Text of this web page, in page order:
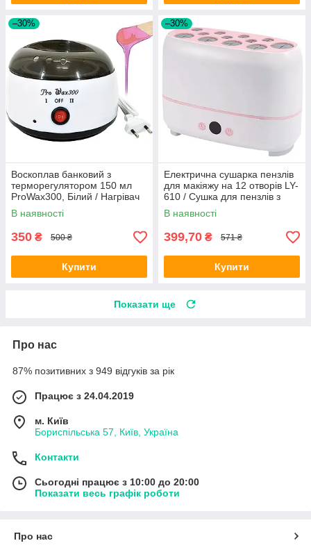
–30%
Воскоплав банковий з
терморегулятором 150 мл
ProWax300, Білий / Нагрівач
для воску / Воскоплав для
епіляції
В наявності
350 ₴ 500 ₴
Купити
–30%
Електрична сушарка пензлів
для макіяжу на 12 отворів LY-
610 / Сушка для пензлів з
контролем температури
В наявності
399,70 ₴ 571 ₴
Купити
Показати ще
Про нас
87% позитивних з 949 відгуків за рік
Працює з 24.04.2019
м. Київ
Бориспільська 57, Київ, Україна
Контакти
Сьогодні працює з 10:00 до 20:00
Показати весь графік роботи
Про нас